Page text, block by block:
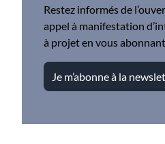
Restez informés de
appel à manifestation
à projet en vous
Je m’abonne à la